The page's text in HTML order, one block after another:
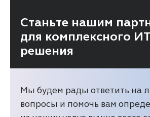
Станьте нашим
для комплексного
решения
Мы будем рады ответить на
вопросы и помочь вам